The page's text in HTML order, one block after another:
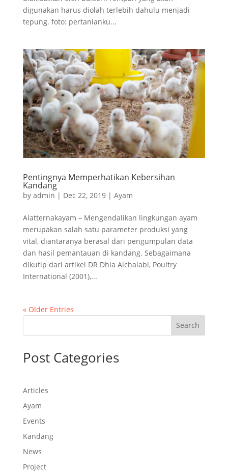
digunakan harus diolah terlebih dahulu menjadi
tepung. foto: pertanianku...
Pentingnya Memperhatikan Kebersihan
Kandang
by admin | Dec 22, 2019| Ayam
Alatternakayam – Mengendalikan lingkungan ayam
merupakan salah satu parameter produksi yang
vital, diantaranya berasal dari pengumpulan data
dan hasil pemantauan di kandang. Sebagaimana
dikutip dari artikel DR Dhia Alchalabi, Poultry
International (2001),...
« Older Entries
Search
Post Categories
Articles
Ayam
Events
Kandang
News
Project